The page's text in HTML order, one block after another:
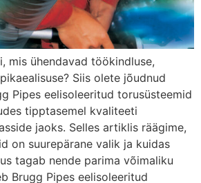
mis ühendavad töökindluse,
Siis olete jõudnud
Pipes eelisoleeritud torusüsteemid
tipptasemel kvaliteeti
jaoks. Selles artiklis räägime,
on suurepärane valik ja kuidas
tagab nende parima võimaliku
Brugg Pipes eelisoleeritud